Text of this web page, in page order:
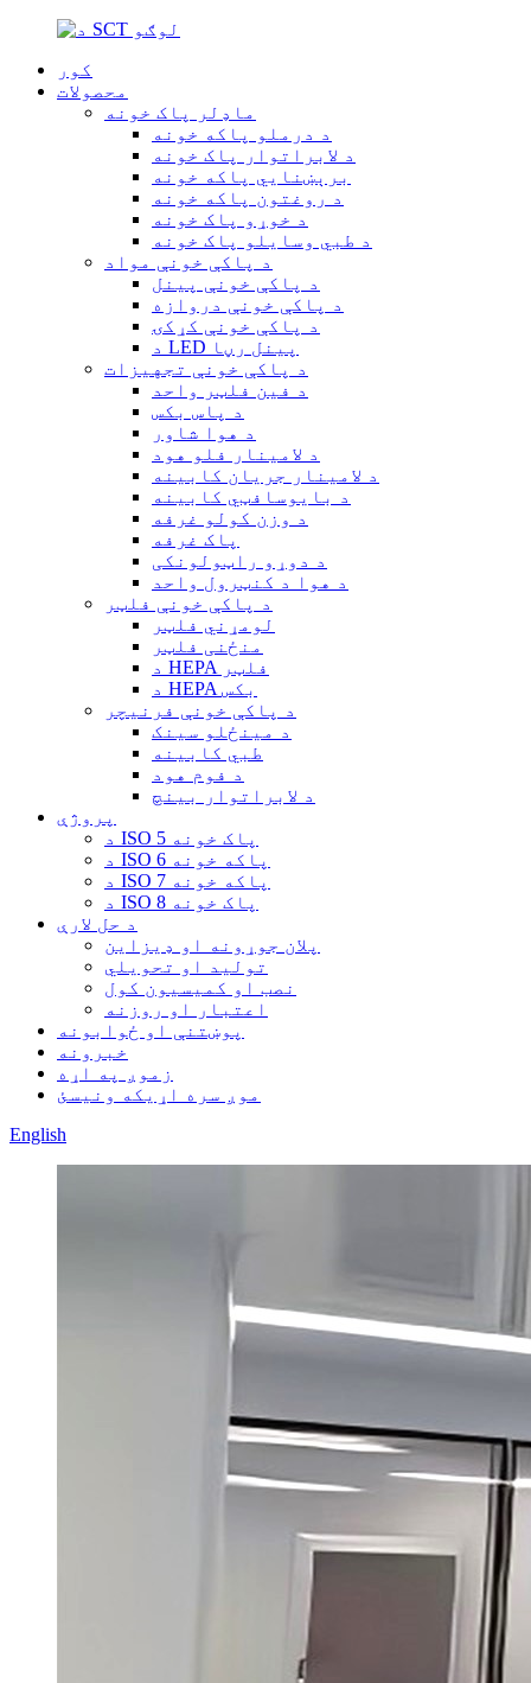
کور
محصولات
ماډلر پاک خونه
د درملو پاکه خونه
د لابراتوار پاک خونه
برېښنايي پاکه خونه
د روغتون پاکه خونه
د خوړو پاک خونه
د طبي وسایلو پاک خونه
د پاکې خونې مواد
د پاکې خونې پینل
د پاکې خونې دروازه
د پاکې خونې کړکۍ
د LED پینل رڼا
د پاکې خونې تجهیزات
د فین فلټر واحد
د پاس بکس
د هوا شاور
د لامینار فلو هود
د لامینار جریان کابینه
د بایوسافټي کابینه
د وزن کولو غرفه
پاک غرفه
د دوړو راټولونکی
د هوا د کنټرول واحد
د پاکې خونې فلټر
لومړني فلټر
منځنی فلټر
د HEPA فلټر
د HEPA بکس
د پاکې خونې فرنیچر
د مینځلو سینک
طبي کابینه
د فوم هود
د لابراتوار بینچ
پروژې
د ISO 5 پاک خونه
د ISO 6 پاکه خونه
د ISO 7 پاکه خونه
د ISO 8 پاک خونه
د حل لارې
پلان جوړونه او ډیزاین
تولید او تحویلي
نصب او کمیسیون کول
اعتبار او روزنه
پوښتنې او ځوابونه
خبرونه
زموږ په اړه
موږ سره اړیکه ونیسئ
English